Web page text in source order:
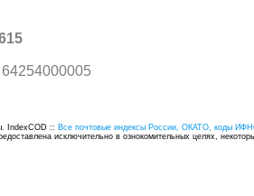
IndexCOD :: Все почтовые индексы России, ОКАТО, коды
исключительно в ознокомительных целях,